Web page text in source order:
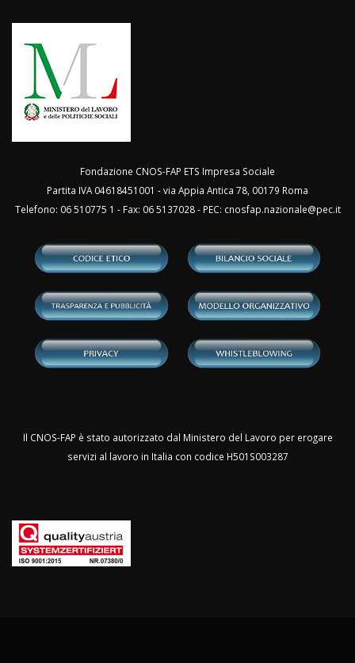
Fondazione CNOS-FAP ETS Impresa Sociale
Partita IVA 04618451001 - via Appia Antica 78, 00179 Roma
Telefono: 06 510775 1 - Fax: 06 5137028 - PEC: cnosfap.nazionale@pec.it
Il CNOS-FAP è stato autorizzato dal Ministero del Lavoro per erogare
servizi al lavoro in Italia con codice H501S003287